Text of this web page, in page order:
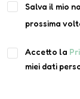
Salva il mio
prossima
Accetto la
miei dati